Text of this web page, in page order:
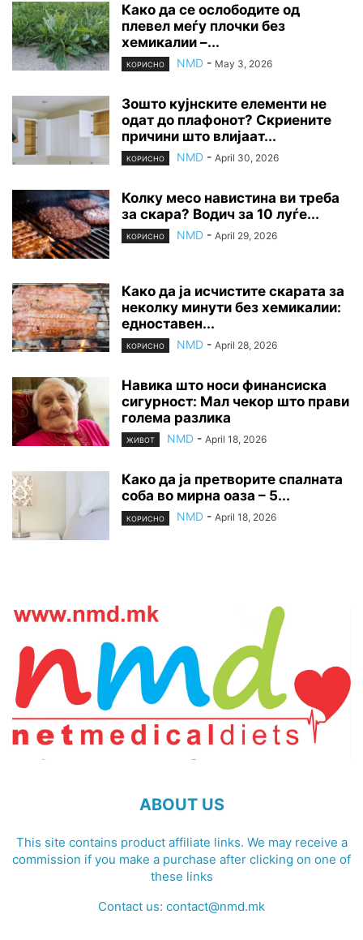
Како да се ослободите од
плевел меѓу плочки без
хемикалии –...
КОРИСНО NMD - May 3, 2026
Зошто кујнските елементи не
одат до плафонот? Скриените
причини што влијаат...
КОРИСНО NMD - April 30, 2026
Колку месо навистина ви треба
за скара? Водич за 10 луѓе...
КОРИСНО NMD - April 29, 2026
Како да ја исчистите скарата за
неколку минути без хемикалии:
едноставен...
КОРИСНО NMD - April 28, 2026
Навика што носи финансиска
сигурност: Мал чекор што прави
голема разлика
ЖИВОТ NMD - April 18, 2026
Како да ја претворите спалната
соба во мирна оаза – 5...
КОРИСНО NMD - April 18, 2026
ABOUT US
This site contains product affiliate links. We may receive a
commission if you make a purchase after clicking on one of
these links
Contact us: contact@nmd.mk